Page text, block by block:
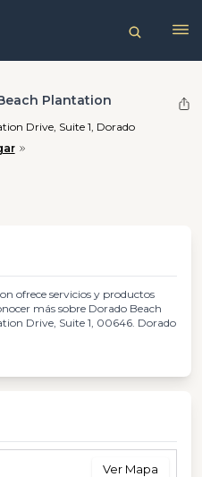
Plantation
Drive, Suite 1, Dorado
ofrece servicios y productos
más sobre Dorado Beach
Drive, Suite 1, 00646. Dorado
Ver Mapa